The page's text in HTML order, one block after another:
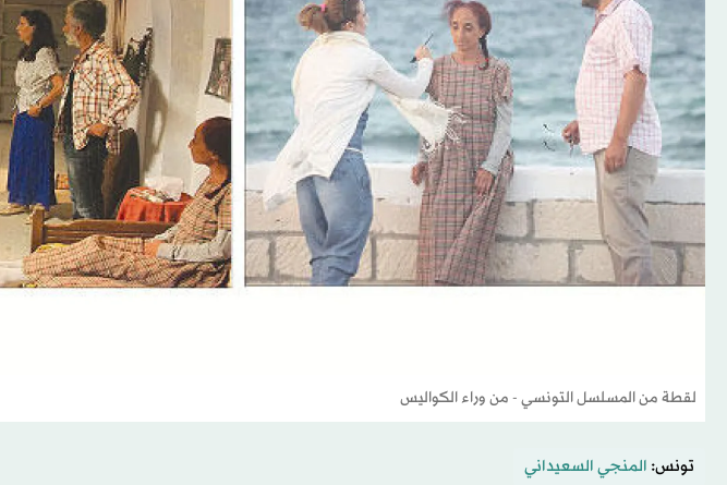
لقطة من المسلسل التونسي - من وراء الكواليس
تونس: المنجي السعيداني